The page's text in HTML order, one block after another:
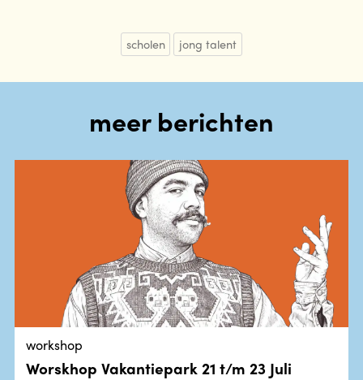
scholen jong talent
meer berichten
workshop
Worskhop Vakantiepark 21 t/m 23 Juli